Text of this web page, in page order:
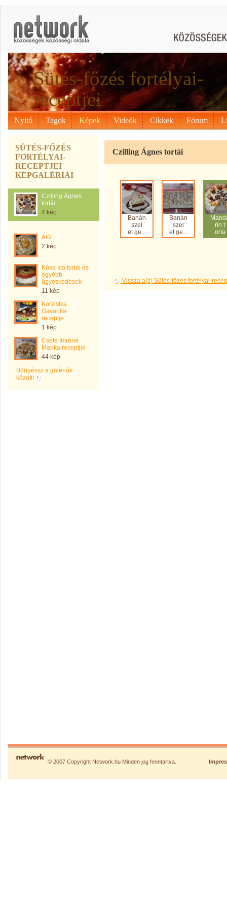
Sütés-főzés fortélyai-
receptjei
Nyitó Tagok Képek Videók Cikkek Fórum
SÜTÉS-FŐZÉS
FORTÉLYAI-
RECEPTJEI
KÉPGALÉRIÁI
Czilling Ágnes
tortái
4 kép
Alíz
2 kép
Kósa Ica tortái és
egyébb
ügyeskedések
11 kép
Korzistka
Gavarilla
receptje
1 kép
Csete Imréné
Marika receptjei
44 kép
Böngéssz a galériák
között!
Czilling Ágnes tortái
Banán
szel
et ge...
Banán
szel
et ge...
rin t
orta
Vissza a(z) Sütés-főzés fortélyai-
© 2007 Copyright Network.hu Minden jog fenntartva.